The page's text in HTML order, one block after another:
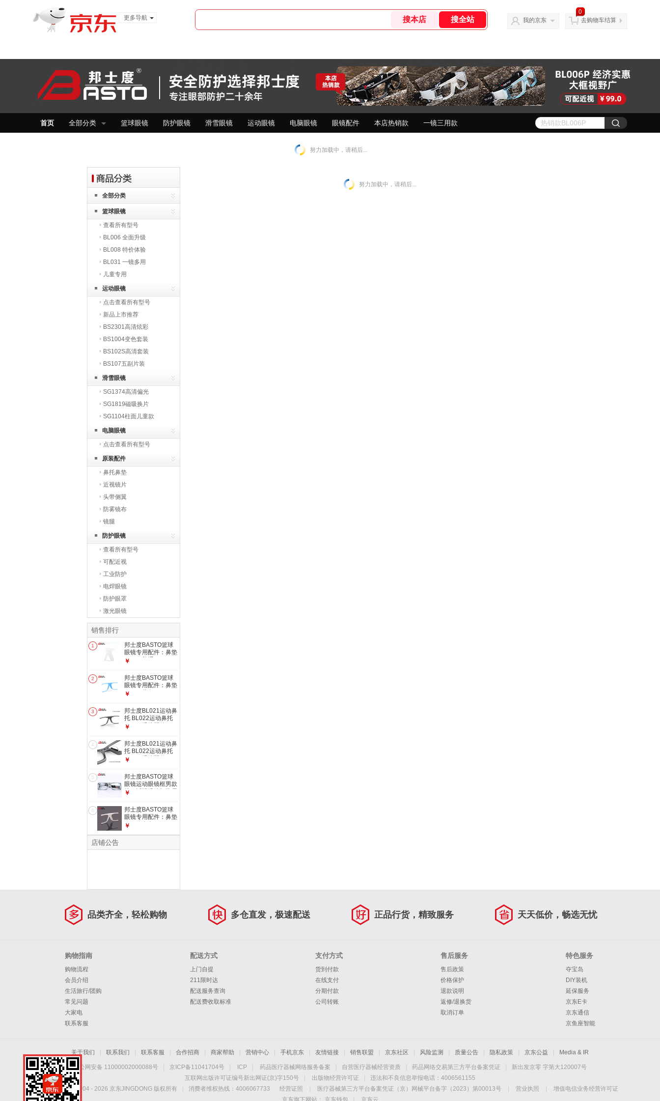
更多导航
我的京东
0
去购物车结算
首页 全部分类 篮球眼镜 防护眼镜 滑雪眼镜 运动眼镜 电脑眼镜 眼镜配件 本店热销款 一镜三用款
努力加载中，请稍后...
全部分类
篮球眼镜
查看所有型号
BL006 全面升级
BL008 特价体验
BL031 一镜多用
儿童专用
运动眼镜
点击查看所有型号
新品上市推荐
BS2301高清炫彩
BS1004变色套装
BS102S高清套装
BS107五副片装
滑雪眼镜
SG1374高清偏光
SG1819磁吸换片
SG1104柱面儿童款
电脑眼镜
点击查看所有型号
原装配件
鼻托鼻垫
近视镜片
头带侧翼
防雾镜布
镜腿
防护眼镜
查看所有型号
可配近视
工业防护
电焊眼镜
防护眼罩
激光眼镜
销售排行
1
邦士度BASTO篮球
眼镜专用配件：鼻垫
BL006普通
￥
2
邦士度BASTO篮球
眼镜专用配件：鼻垫
BL022蓝色
￥
3
邦士度BL021运动鼻
托 BL022运动鼻托
BL029眼镜配件
鼻托（备注颜色和型
号）
￥
4
邦士度BL021运动鼻
托 BL022运动鼻托
BL029眼镜配件
BL029/BL030/BL031
光学小鼻托
￥
5
邦士度BASTO篮球
眼镜运动眼镜框男款
护目近视眼镜架防雾
浅灰绿 配近视：
1.67超薄
￥
6
邦士度BASTO篮球
眼镜专用配件：鼻垫
BL022白色
￥
店铺公告
努力加载中，请稍后...
品类齐全，轻松购物 多仓直发，极速配送 正品行货，精致服务 天天低价，畅选无忧
购物指南
购物流程
会员介绍
生活旅行/团购
常见问题
大家电
联系客服
配送方式
上门自提
211限时达
配送服务查询
配送费收取标准
支付方式
货到付款
在线支付
分期付款
公司转账
售后服务
售后政策
价格保护
退款说明
返修/退换货
取消订单
特色服务
夺宝岛
DIY装机
延保服务
京东E卡
京东通信
京鱼座智能
关于我们 联系我们 联系客服 合作招商 商家帮助 营销中心 手机京东 友情链接 销售联盟 京东社区 风险监测 质量公告 隐私政策 京东公益 Media & IR
京公网安备 11000002000088号 京ICP备11041704号 ICP 药品医疗器械网络服务备案 自营医疗器械经营资质 药品网络交易第三方平台备案凭证
新出发京零 字第大120007号
互联网出版许可证编号新出网证(京)字150号
出版物经营许可证
违法和不良信息举报电话：4006561155
Copyright © 2004 - 2026 京东JINGDONG 版权所有 消费者维权热线：4006067733 经营证照 医疗器械第三方平台备案凭证（京）网械平台备字（2023）第00013号 营业执照
增值电信业务经营许可证
京东旗下网站：
京东钱包 京东云
邦士度-篮球眼镜第一